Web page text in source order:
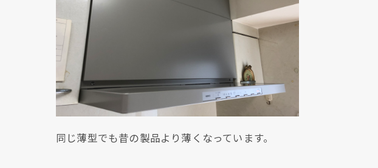
同じ薄型でも昔の製品より薄くなっています。